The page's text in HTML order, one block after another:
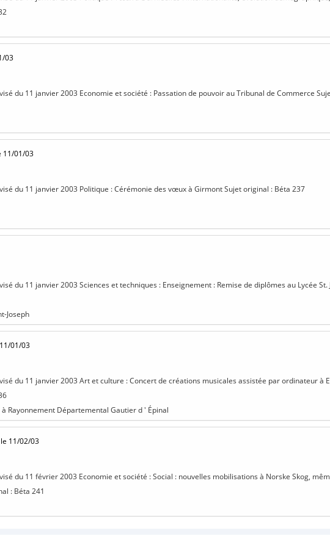
03
du 11 janvier 2003 Economie et société : Passation de pouvoir au Tribunal de Commerce
11/01/03
du 11 janvier 2003 Politique : Cérémonie des vœux à Girmont Sujet original : Béta 237
du 11 janvier 2003 Sciences et techniques : Enseignement : Remise de diplômes au Lycée
Joseph
01/03
du 11 janvier 2003 Art et culture : Concert de créations musicales assistée par ordinateur à
Rayonnement Départemental Gautier d ' Épinal
le 11/02/03
du 11 février 2003 Economie et société : Social : nouvelles mobilisations à Norske Skog,
: Béta 241